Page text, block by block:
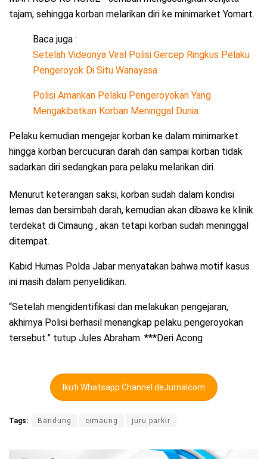
tajam, sehingga korban melarikan diri ke minimarket Yomart.
Baca juga :
Setelah Videonya Viral Polisi Gercep Ringkus Pelaku
Pengeroyok Di Situ Wanayasa
Polisi Amankan Pelaku Pengeroyokan Yang
Mengakibatkan Korban Meninggal Dunia
Pelaku kemudian mengejar korban ke dalam minimarket
hingga korban bercucuran darah dan sampai korban tidak
sadarkan diri sedangkan para pelaku melarikan diri.
Menurut keterangan saksi, korban sudah dalam kondisi
lemas dan bersimbah darah, kemudian akan dibawa ke klinik
terdekat di Cimaung , akan tetapi korban sudah meninggal
ditempat.
Kabid Humas Polda Jabar menyatakan bahwa motif kasus
ini masih dalam penyelidikan.
“Setelah mengidentifikasi dan melakukan pengejaran,
akhirnya Polisi berhasil menangkap pelaku pengeroyokan
tersebut.” tutup Jules Abraham. ***Deri Acong
Ikuti Whatsapp Channel deJurnalcom
Tags: Bandung cimaung juru parkir